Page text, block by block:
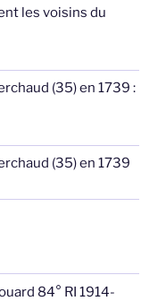
les voisins du
(35) en 1739 :
(35) en 1739
84° RI 1914-